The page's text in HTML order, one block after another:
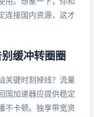
连接国内资源，这才
缓冲转圈圈
关键时刻掉线？流量
国加速器应提供稳定
不卡顿。独享带宽资